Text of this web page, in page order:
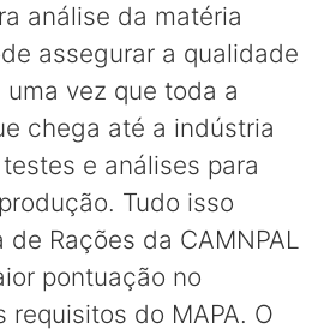
análise da matéria
assegurar a qualidade
vez que toda a
chega até a indústria
e análises para
Tudo isso
Rações da CAMNPAL
pontuação no
requisitos do MAPA. O